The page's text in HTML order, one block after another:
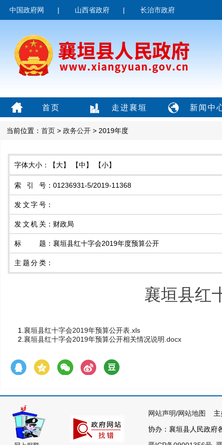
中国政府网 | 山西省政府 | 长治市政府
首页 走进襄垣 新闻中
当前位置： 首页 > 政务公开 > 2019年度
字体大小： 【大】 【中】 【小】
索引号 ： 01236931-5/2019-11368
发文字号 ：
发文机关 ： 财政局
标题 ： 襄垣县红十字会2019年度预算公开
主题分类 ：
襄垣县红
1. 襄垣县红十字会2019年预算公开表.xls
2. 襄垣县红十字会2019年预算公开相关情况说明.docx
网站声明/网站地图
主
协办：襄垣县人民政